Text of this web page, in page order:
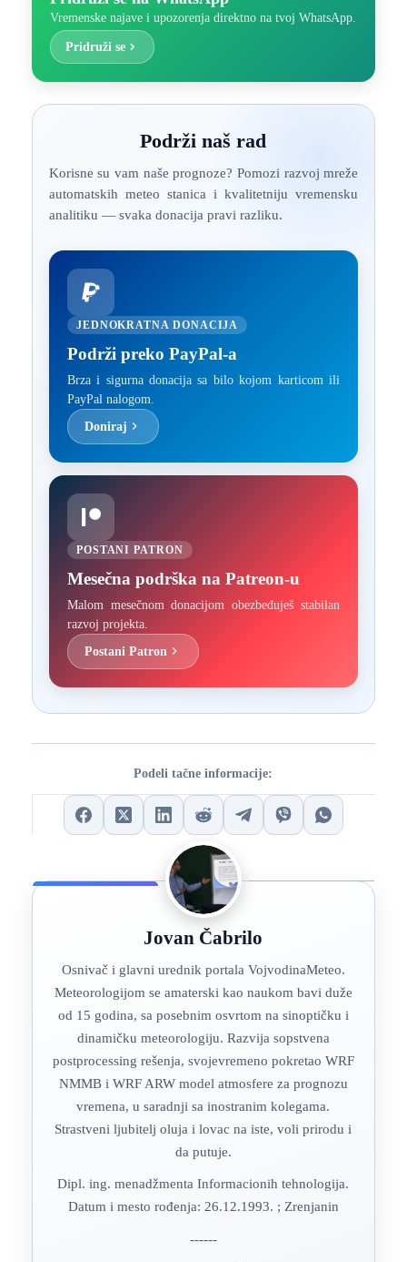
Vremenske najave i upozorenja direktno na tvoj WhatsApp.
Pridruži se
Podrži naš rad
Korisne su vam naše prognoze? Pomozi razvoj mreže
automatskih meteo stanica i kvalitetniju vremensku
analitiku — svaka donacija pravi razliku.
JEDNOKRATNA DONACIJA
Podrži preko PayPal-a
Brza i sigurna donacija sa bilo kojom karticom ili
PayPal nalogom.
Doniraj
POSTANI PATRON
Mesečna podrška na Patreon-u
Malom mesečnom donacijom obezbeđuješ stabilan
razvoj projekta.
Postani Patron
Podeli tačne informacije:
Jovan Čabrilo
Osnivač i glavni urednik portala VojvodinaMeteo.
Meteorologijom se amaterski kao naukom bavi duže
od 15 godina, sa posebnim osvrtom na sinoptičku i
dinamičku meteorologiju. Razvija sopstvena
postprocessing rešenja, svojevremeno pokretao WRF
NMMB i WRF ARW model atmosfere za prognozu
vremena, u saradnji sa inostranim kolegama.
Strastveni ljubitelj oluja i lovac na iste, voli prirodu i
da putuje.
Dipl. ing. menadžmenta Informacionih tehnologija.
Datum i mesto rođenja: 26.12.1993. ; Zrenjanin
------